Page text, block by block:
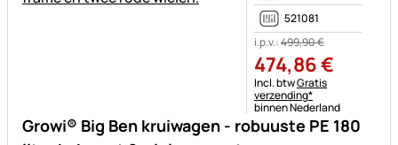
Growi® Big Ben kruiwagen - robuuste PE 180
521081
i.p.v.:499,90€
474,86€
Belastinginformatie:
Incl. btwGratis
verzending*
binnen Nederland